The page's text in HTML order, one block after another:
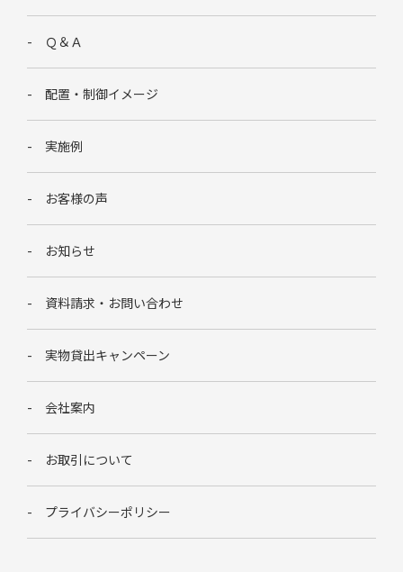
Ｑ＆Ａ
配置・制御イメージ
実施例
お客様の声
お知らせ
資料請求・お問い合わせ
実物貸出キャンペーン
会社案内
お取引について
プライバシーポリシー